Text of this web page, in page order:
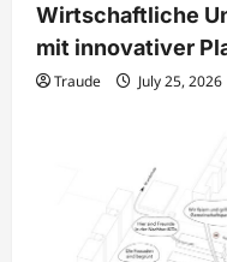
Wirtschaftliche
mit innovativer
Traude July 25, 2026